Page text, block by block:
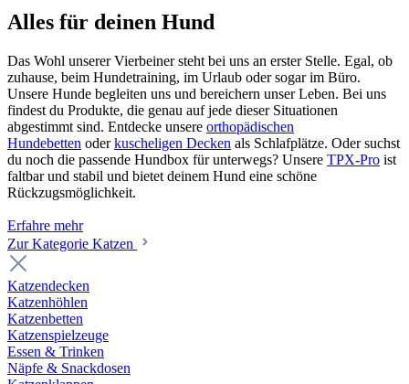
Alles für deinen Hund
Das Wohl unserer Vierbeiner steht bei uns an erster Stelle. Egal, ob
zuhause, beim Hundetraining, im Urlaub oder sogar im Büro.
Unsere Hunde begleiten uns und bereichern unser Leben. Bei uns
findest du Produkte, die genau auf jede dieser Situationen
abgestimmt sind. Entdecke unsere orthopädischen
Hundebetten oderkuscheligen Decken als Schlafplätze. Oder suchst
du noch die passende Hundbox für unterwegs? Unsere TPX-Pro ist
faltbar und stabil und bietet deinem Hund eine schöne
Rückzugsmöglichkeit.
Erfahre mehr
Zur Kategorie Katzen
Katzendecken
Katzenhöhlen
Katzenbetten
Katzenspielzeuge
Essen & Trinken
Näpfe & Snackdosen